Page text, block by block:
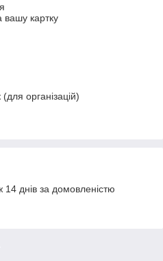
вашу картку
організацій)
днів за домовленістю